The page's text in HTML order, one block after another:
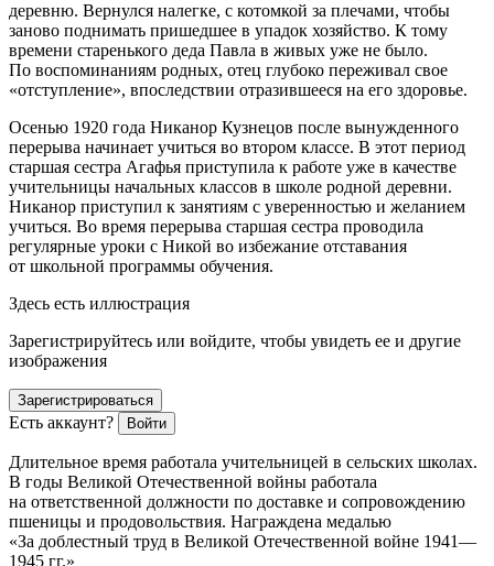
деревню. Вернулся налегке, с котомкой за плечами, чтобы
заново поднимать пришедшее в упадок хозяйство. К тому
времени старенького деда Павла в живых уже не было.
По воспоминаниям родных, отец глубоко переживал свое
«отступление», впоследствии отразившееся на его здоровье.
Осенью 1920 года Никанор Кузнецов после вынужденного
перерыва начинает учиться во втором классе. В этот период
старшая сестра Агафья приступила к работе уже в качестве
учительницы начальных классов в школе родной деревни.
Никанор приступил к занятиям с уверенностью и желанием
учиться. Во время перерыва старшая сестра проводила
регулярные уроки с Никой во избежание отставания
от школьной программы обучения.
Здесь есть иллюстрация
Зарегистрируйтесь или войдите, чтобы увидеть ее и другие
изображения
Зарегистрироваться
Есть аккаунт? Войти
Длительное время работала учительницей в сельских школах.
В годы Великой Отечественной войны работала
на ответственной должности по доставке и сопровождению
пшеницы и продовольствия. Награждена медалью
«За доблестный труд в Великой Отечественной войне 1941—
1945 гг.»